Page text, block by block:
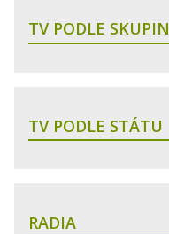
TV PODLE SKUPIN
TV PODLE STÁTU
RADIA